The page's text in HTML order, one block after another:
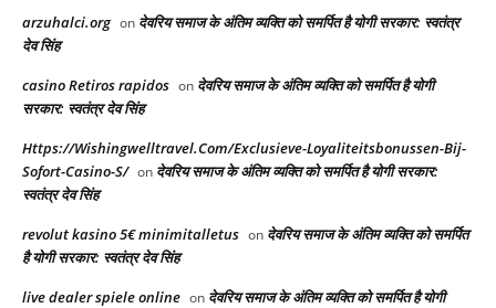
arzuhalci.org on देवरिय समाज के अंतिम व्यक्ति को समर्पित है योगी सरकार: स्वतंत्र
देव सिंह
casino Retiros rapidos on देवरिय समाज के अंतिम व्यक्ति को समर्पित है योगी
सरकार: स्वतंत्र देव सिंह
Https://Wishingwelltravel.Com/Exclusieve-Loyaliteitsbonussen-Bij-
Sofort-Casino-S/ on देवरिय समाज के अंतिम व्यक्ति को समर्पित है योगी सरकार:
स्वतंत्र देव सिंह
revolut kasino 5€ minimitalletus on देवरिय समाज के अंतिम व्यक्ति को समर्पित
है योगी सरकार: स्वतंत्र देव सिंह
live dealer spiele online on देवरिय समाज के अंतिम व्यक्ति को समर्पित है योगी